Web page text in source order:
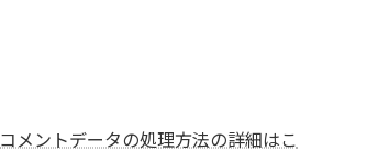
コメントデータの処理方法の詳細はこ